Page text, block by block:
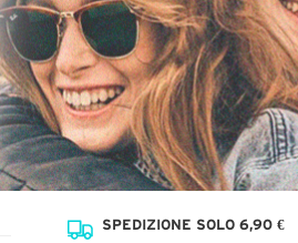
SPEDIZIONE SOLO 6,90 €